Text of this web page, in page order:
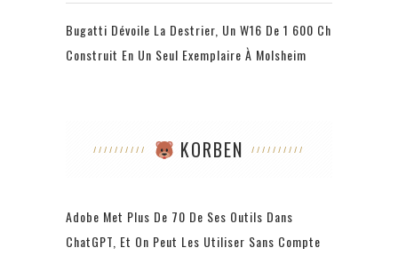
Bugatti Dévoile La Destrier, Un W16 De 1 600 Ch
Construit En Un Seul Exemplaire À Molsheim
KORBEN
Adobe Met Plus De 70 De Ses Outils Dans
ChatGPT, Et On Peut Les Utiliser Sans Compte